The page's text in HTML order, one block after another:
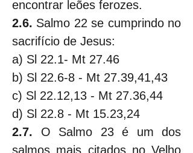
encontrar leões ferozes.
2.6. Salmo 22 se cumprindo no
sacrifício de Jesus:
a) Sl 22.1- Mt 27.46
b) Sl 22.6-8 - Mt 27.39,41,43
c) Sl 22.12,13 - Mt 27.36,44
d) Sl 22.8 - Mt 15.23,24
2.7. O Salmo 23 é um dos
salmos mais citados no Velho